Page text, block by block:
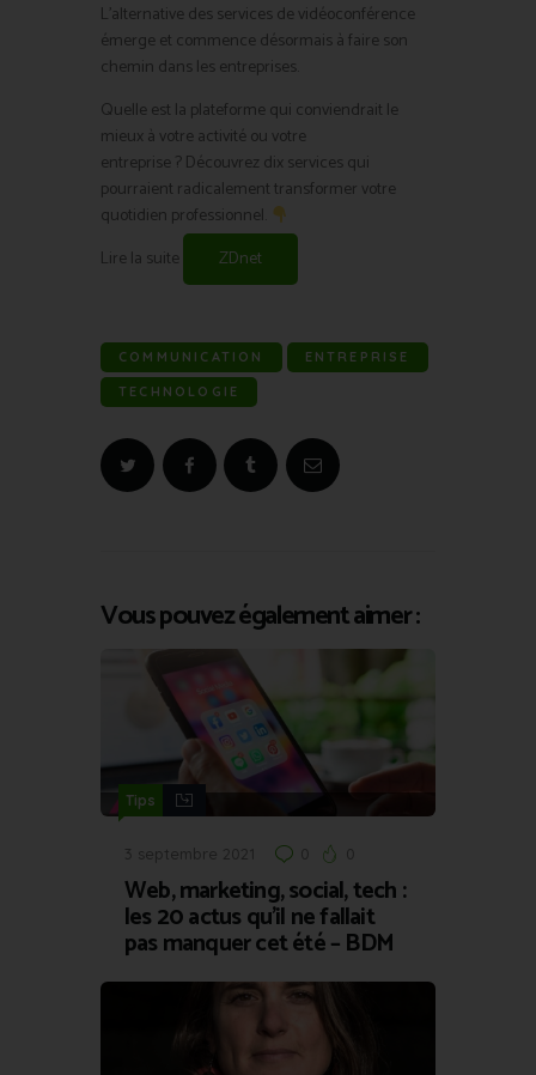
L’alternative des services de vidéoconférence
émerge et commence désormais à faire son
chemin dans les entreprises.
Quelle est la plateforme qui conviendrait le
mieux à votre activité ou votre
entreprise ? Découvrez dix services qui
pourraient radicalement transformer votre
quotidien professionnel.
Lire la suite
ZDnet
COMMUNICATION ENTREPRISE
TECHNOLOGIE
Vous pouvez également aimer :
Tips
3 septembre 2021 0 0
Web, marketing, social, tech :
les 20 actus qu’il ne fallait
pas manquer cet été – BDM